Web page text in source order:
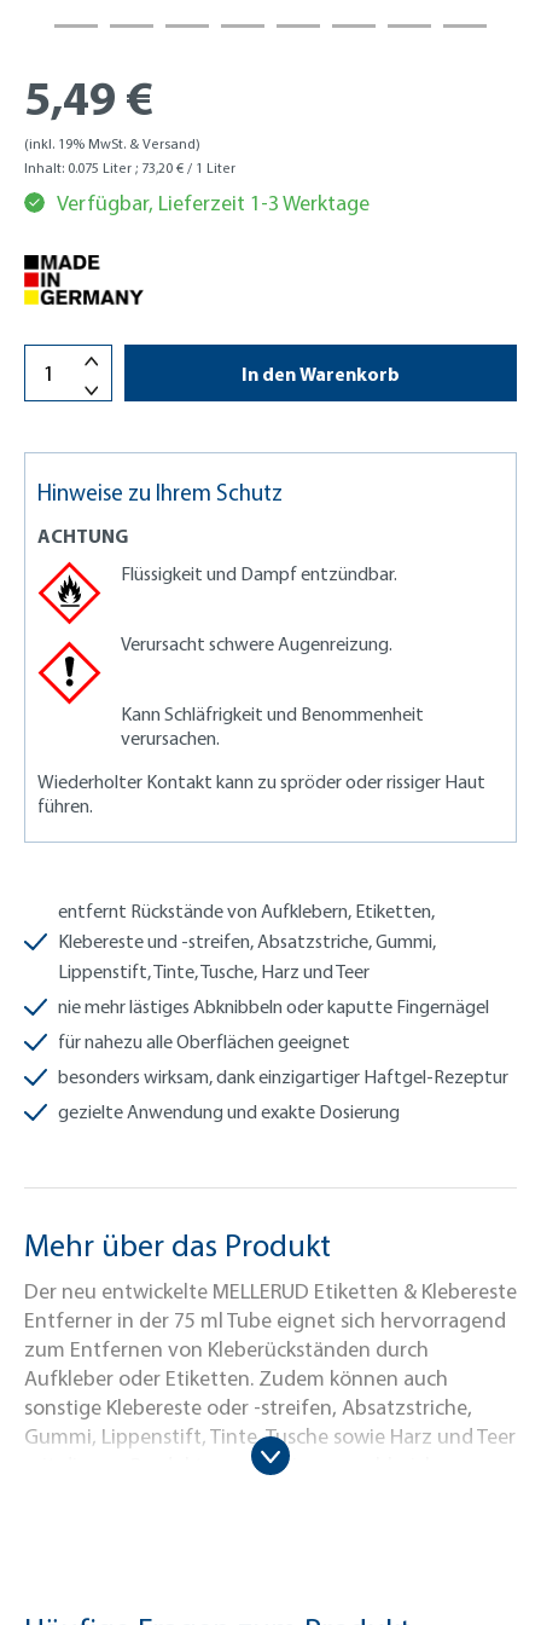
5,49 €
(inkl. 19% MwSt. & Versand)
Inhalt: 0.075 Liter ; 73,20 € / 1 Liter
Verfügbar, Lieferzeit 1-3 Werktage
In den Warenkorb
entfernt Rückstände von Aufklebern, Etiketten,
Klebereste und -streifen, Absatzstriche, Gummi,
Lippenstift, Tinte, Tusche, Harz und Teer
nie mehr lästiges Abknibbeln oder kaputte Fingernägel
für nahezu alle Oberflächen geeignet
besonders wirksam, dank einzigartiger Haftgel-Rezeptur
gezielte Anwendung und exakte Dosierung
Hinweise zu Ihrem Schutz
ACHTUNG
Flüssigkeit und Dampf entzündbar.
Verursacht schwere Augenreizung.
Kann Schläfrigkeit und Benommenheit
verursachen.
Wiederholter Kontakt kann zu spröder oder rissiger Haut
führen.
Mehr über das Produkt
Der neu entwickelte MELLERUD Etiketten & Klebereste
Entferner in der 75 ml Tube eignet sich hervorragend
zum Entfernen von Kleberückständen durch
Aufkleber oder Etiketten. Zudem können auch
sonstige Klebereste oder -streifen, Absatzstriche,
Gummi, Lippenstift, Tinte, Tusche sowie Harz und Teer
mit diesem Produkt zuverlässig von zahlreichen